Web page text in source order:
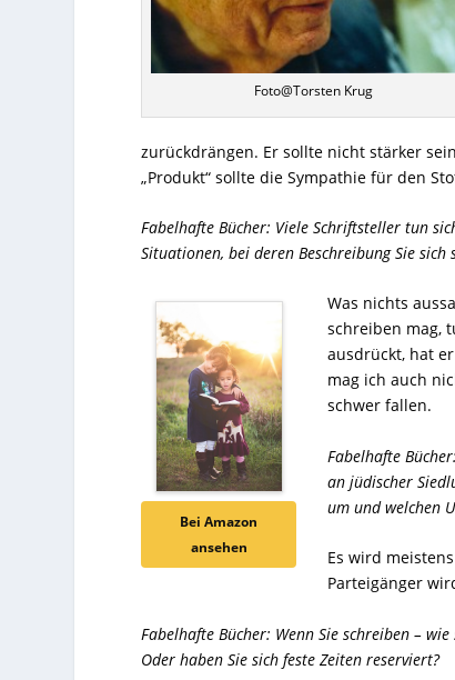
Foto@Torsten Krug
zurückdrängen. Er sollte nicht stärker
„Produkt“ sollte die Sympathie für den
Fabelhafte Bücher: Viele Schriftsteller tun
Situationen, bei deren Beschreibung Sie sich
Bei Amazon
ansehen
Was nichts
schreiben mag,
ausdrückt, hat
mag ich auch
schwer fallen.
Fabelhafte
an jüdischer
um und welchen
Es wird
Parteigänger
Fabelhafte Bücher: Wenn Sie schreiben –
Oder haben Sie sich feste Zeiten reserviert?